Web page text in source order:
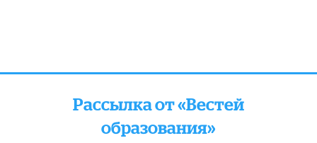
Рассылка от «Вестей
образования»